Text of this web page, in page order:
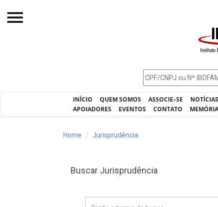
INÍCIO QUEM SOMOS ASSOCIE–SE
APOIADORES
EVENTOS CONTATO
Home Jurisprudência
Buscar Jurisprudência